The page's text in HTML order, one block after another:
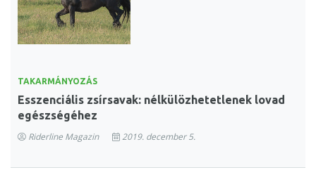
TAKARMÁNYOZÁS
Esszenciális zsírsavak: nélkülözhetetlenek lovad
egészségéhez
Riderline Magazin 2019. december 5.